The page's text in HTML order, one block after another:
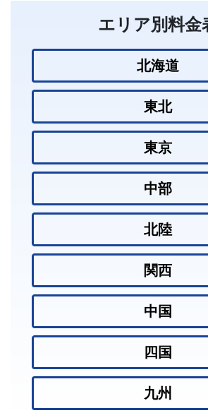
エリア別料金
北海道
東北
東京
中部
北陸
関西
中国
四国
九州